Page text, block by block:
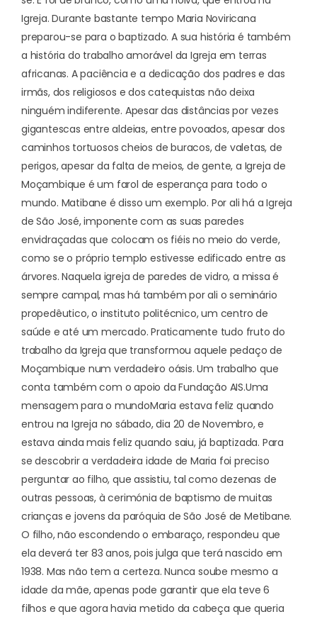
Igreja. Durante bastante tempo Maria Noviricana
preparou-se para o baptizado. A sua história é também
a história do trabalho amorável da Igreja em terras
africanas. A paciência e a dedicação dos padres e das
irmãs, dos religiosos e dos catequistas não deixa
ninguém indiferente. Apesar das distâncias por vezes
gigantescas entre aldeias, entre povoados, apesar dos
caminhos tortuosos cheios de buracos, de valetas, de
perigos, apesar da falta de meios, de gente, a Igreja de
Moçambique é um farol de esperança para todo o
mundo. Matibane é disso um exemplo. Por ali há a Igreja
de São José, imponente com as suas paredes
envidraçadas que colocam os fiéis no meio do verde,
como se o próprio templo estivesse edificado entre as
árvores. Naquela igreja de paredes de vidro, a missa é
sempre campal, mas há também por ali o seminário
propedêutico, o instituto politécnico, um centro de
saúde e até um mercado. Praticamente tudo fruto do
trabalho da Igreja que transformou aquele pedaço de
Moçambique num verdadeiro oásis. Um trabalho que
conta também com o apoio da Fundação AIS.Uma
mensagem para o mundoMaria estava feliz quando
entrou na Igreja no sábado, dia 20 de Novembro, e
estava ainda mais feliz quando saiu, já baptizada. Para
se descobrir a verdadeira idade de Maria foi preciso
perguntar ao filho, que assistiu, tal como dezenas de
outras pessoas, à cerimónia de baptismo de muitas
crianças e jovens da paróquia de São José de Metibane.
O filho, não escondendo o embaraço, respondeu que
ela deverá ter 83 anos, pois julga que terá nascido em
1938. Mas não tem a certeza. Nunca soube mesmo a
idade da mãe, apenas pode garantir que ela teve 6
filhos e que agora havia metido da cabeça que queria